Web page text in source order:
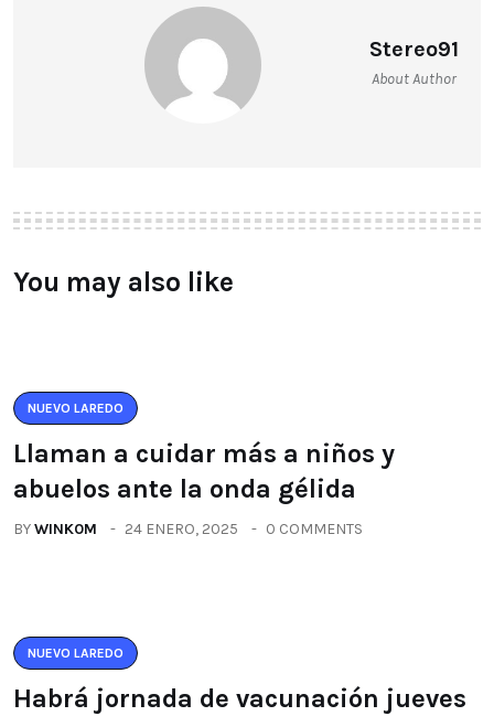
Stereo91
About Author
You may also like
NUEVO LAREDO
Llaman a cuidar más a niños y
abuelos ante la onda gélida
BYWINK0M 24 ENERO, 2025 0 COMMENTS
NUEVO LAREDO
Habrá jornada de vacunación jueves